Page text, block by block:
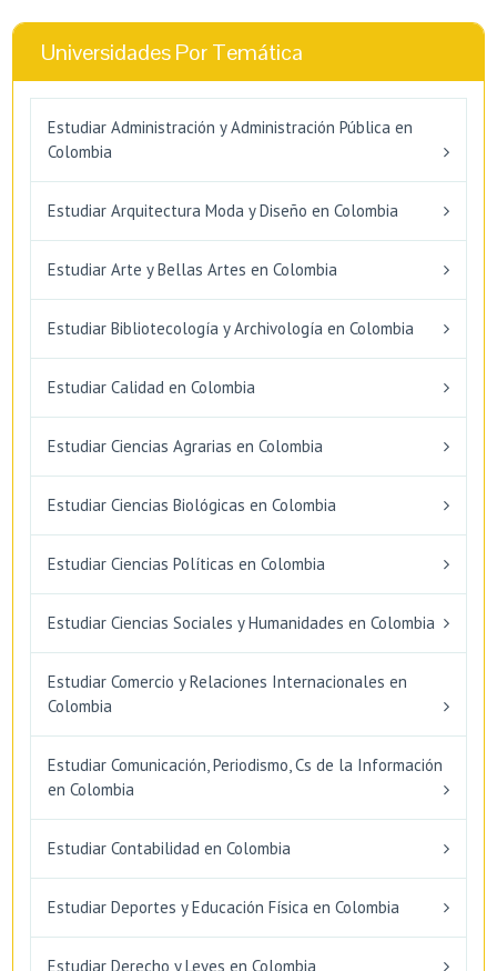
Universidades Por Temática
Estudiar Administración y Administración Pública en
Colombia
Estudiar Arquitectura Moda y Diseño en Colombia
Estudiar Arte y Bellas Artes en Colombia
Estudiar Bibliotecología y Archivología en Colombia
Estudiar Calidad en Colombia
Estudiar Ciencias Agrarias en Colombia
Estudiar Ciencias Biológicas en Colombia
Estudiar Ciencias Políticas en Colombia
Estudiar Ciencias Sociales y Humanidades en Colombia
Estudiar Comercio y Relaciones Internacionales en
Colombia
Estudiar Comunicación, Periodismo, Cs de la Información
en Colombia
Estudiar Contabilidad en Colombia
Estudiar Deportes y Educación Física en Colombia
Estudiar Derecho y Leyes en Colombia